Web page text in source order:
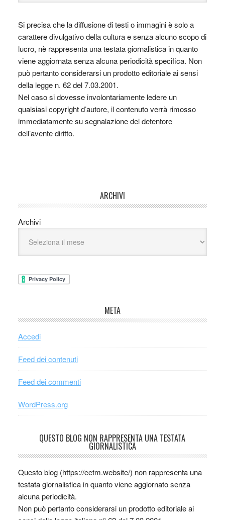
Si precisa che la diffusione di testi o immagini è solo a
carattere divulgativo della cultura e senza alcuno scopo di
lucro, nè rappresenta una testata giornalistica in quanto
viene aggiornata senza alcuna periodicità specifica. Non
può pertanto considerarsi un prodotto editoriale ai sensi
della legge n. 62 del 7.03.2001.
Nel caso si dovesse involontariamente ledere un
qualsiasi copyright d’autore, il contenuto verrà rimosso
immediatamente su segnalazione del detentore
dell’avente diritto.
ARCHIVI
Archivi
META
Accedi
Feed dei contenuti
Feed dei commenti
WordPress.org
QUESTO BLOG NON RAPPRESENTA UNA TESTATA
GIORNALISTICA
Questo blog (https://cctm.website/) non rappresenta una
testata giornalistica in quanto viene aggiornato senza
alcuna periodicità.
Non può pertanto considerarsi un prodotto editoriale ai